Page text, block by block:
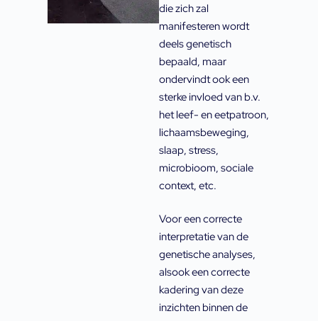
die zich zal
manifesteren wordt
deels genetisch
bepaald, maar
ondervindt ook een
sterke invloed van b.v.
het leef- en eetpatroon,
lichaamsbeweging,
slaap, stress,
microbioom, sociale
context, etc.
Voor een correcte
interpretatie van de
genetische analyses,
alsook een correcte
kadering van deze
inzichten binnen de